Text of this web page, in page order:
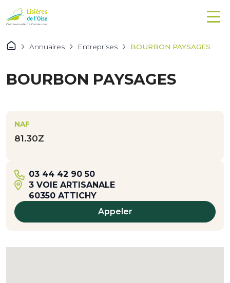
Annuaires Entreprises BOURBON PAYSAGES
BOURBON PAYSAGES
NAF
81.30Z
03 44 42 90 50
3 VOIE ARTISANALE
60350 ATTICHY
Appeler